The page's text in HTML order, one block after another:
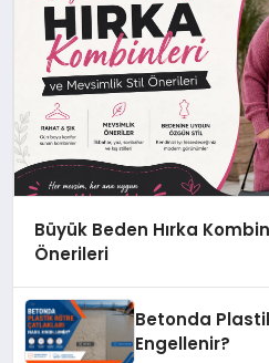
Büyük Beden Hırka
Önerileri
Betonda
Engellenir?